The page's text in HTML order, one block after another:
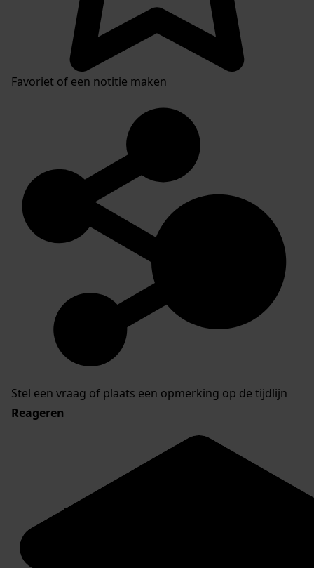
Favoriet of een notitie maken
Stel een vraag of plaats een opmerking op de tijdlijn
Reageren